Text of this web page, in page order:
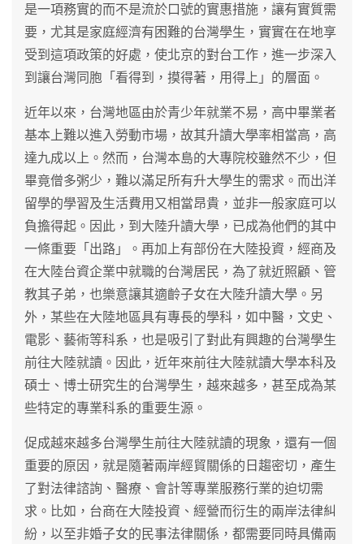
是一項務實的而不是流於口號的實惠措施，讓有實質需
要，尤其是家庭經濟有困難的台灣學生，實實在在地享
受到這項政策的好處，使北京的對台工作，進一步深入
到讓台灣同胞「看得到，摸得著，用得上」的層面。
近年以來，台灣地區由於青少年就業不易，高中畢業者
基本上難以進入勞動市場，故其升讀大學率相當高，高
達九成以上。然而，台灣本島的大專院校雖然不少，但
畢竟僧多粥少，難以滿足所有升大學生的需求。而出洋
留學的學習及生活費用又相當昂貴，並非一般家庭可以
負擔得起。因此，到大陸升讀大學，已成為他們的其中
一條重要「出路」。再加上有部份在大陸投資，經商及
在大陸台資企業中就職的台灣居民，為了就近照顧、管
教其子弟，也樂意讓其適齡子女在大陸升讀大學。另
外，某些在大陸地區具有專長的學科，如中醫，文史、
電影、藝術等科系，也是吸引了對此有興趣的台灣學生
前往大陸就讀。因此，近年來前往大陸就讀大學本科及
碩士、博士研究生的台灣學生，越來越多，甚至成為某
些特定的專業科系的重要生源。
促成越來越多台灣學生前往大陸就讀的現象，還有一個
重要的原因，就是隨著兩岸經貿關係的日趨密切，產生
了對法律諮詢、醫療、會計等專業服務行業的迫切需
求。比如，台商在大陸投資、經營而衍生的兩岸法律糾
紛，以至非婚子女的民事法律關係，都需要同時具備兩